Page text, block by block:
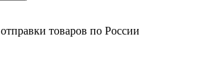
отправки товаров по России